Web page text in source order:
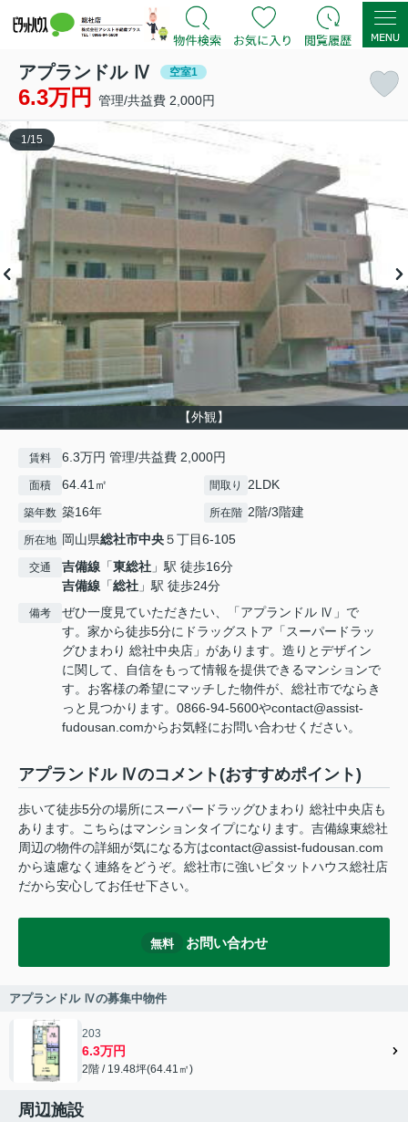
アプランドル Ⅳ 空室1
6.3万円 管理/共益費 2,000円
【外観】
1 /15
賃料 6.3万円 管理/共益費 2,000円
面積 64.41㎡ 間取り 2LDK
築年数 築16年 所在階 2階/3階建
所在地 岡山県総社市中央５丁目6-105
交通 吉備線 「東総社 」駅 徒歩16分
吉備線 「総社 」駅 徒歩24分
備考
ぜひ一度見ていただきたい、「アプランドル Ⅳ」で
す。家から徒歩5分にドラッグストア「スーパードラッ
グひまわり 総社中央店」があります。造りとデザイン
に関して、自信をもって情報を提供できるマンションで
す。お客様の希望にマッチした物件が、総社市でならき
っと見つかります。0866-94-5600やcontact@assist-
fudousan.comからお気軽にお問い合わせください。
アプランドル Ⅳのコメント(おすすめポイント)
歩いて徒歩5分の場所にスーパードラッグひまわり 総社中央店も
あります。こちらはマンションタイプになります。吉備線東総社
周辺の物件の詳細が気になる方はcontact@assist-fudousan.com
から遠慮なく連絡をどうぞ。総社市に強いピタットハウス総社店
だから安心してお任せ下さい。
無料 お問い合わせ
アプランドル Ⅳの募集中物件
203
6.3万円
2階 / 19.48坪(64.41㎡)
周辺施設